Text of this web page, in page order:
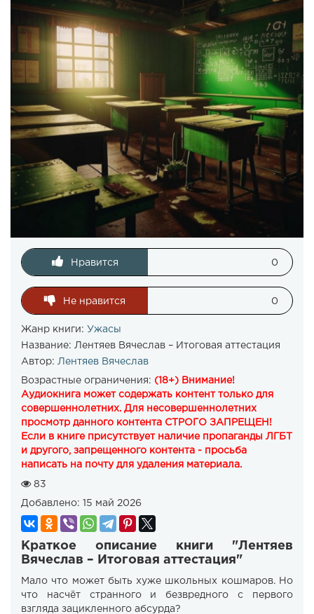
Нравится 0
Не нравится 0
Жанр книги: Ужасы
Название: Лентяев Вячеслав – Итоговая аттестация
Автор: Лентяев Вячеслав
Возрастные ограничения: (18+) Внимание!
Аудиокнига может содержать контент только для
совершеннолетних. Для несовершеннолетних
просмотр данного контента СТРОГО ЗАПРЕЩЕН!
Если в книге присутствует наличие пропаганды ЛГБТ
и другого, запрещенного контента - просьба
написать на почту для удаления материала.
83
Добавлено: 15 май 2026
Краткое описание книги "Лентяев
Вячеслав – Итоговая аттестация"
Мало что может быть хуже школьных кошмаров. Но
что насчёт странного и безвредного с первого
взгляда зацикленного абсурда?